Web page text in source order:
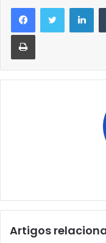
Imprimir
Artigos